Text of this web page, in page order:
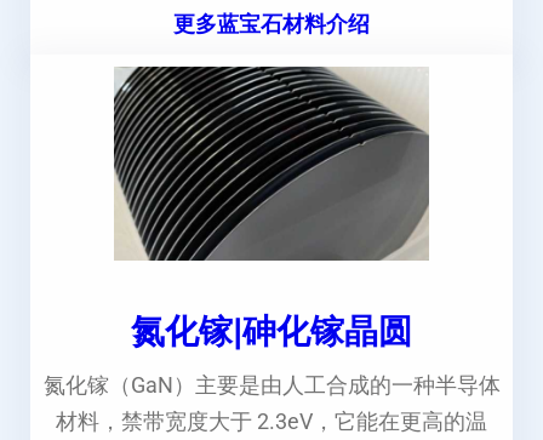
更多蓝宝石材料介绍
氮化镓|砷化镓晶圆
氮化镓（GaN）主要是由人工合成的一种半导体
材料，禁带宽度大于 2.3eV，它能在更高的温